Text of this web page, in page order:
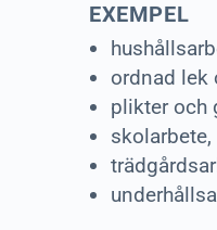
EXEMPEL
ordnad lek
plikter och